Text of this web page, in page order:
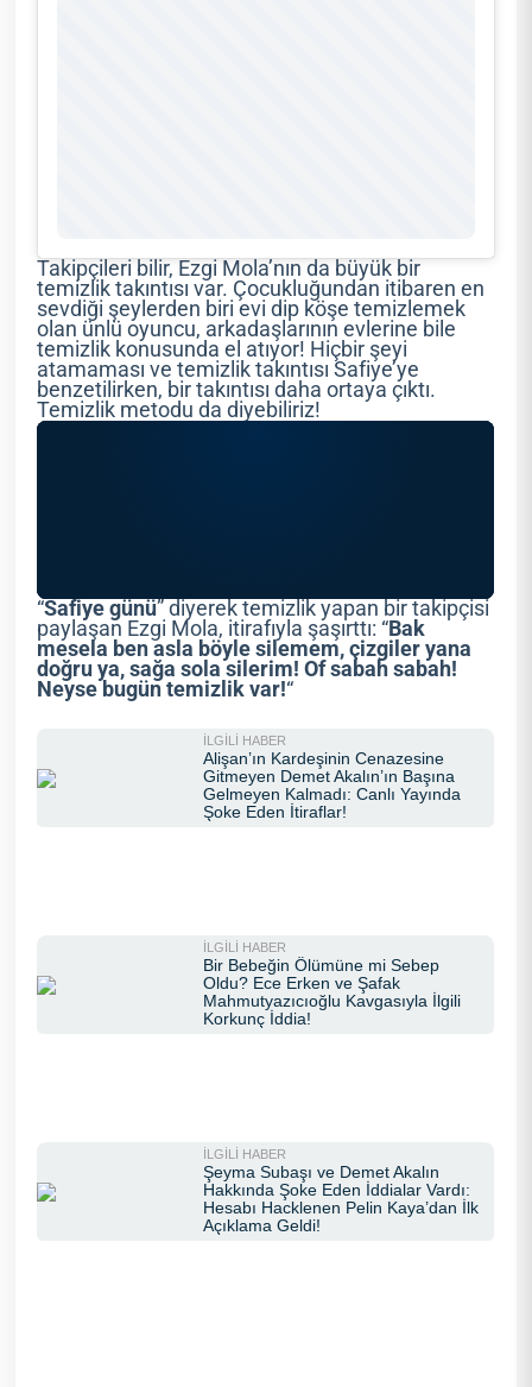
Takipçileri bilir, Ezgi Mola’nın da büyük bir
temizlik takıntısı var. Çocukluğundan itibaren en
sevdiği şeylerden biri evi dip köşe temizlemek
olan ünlü oyuncu, arkadaşlarının evlerine bile
temizlik konusunda el atıyor! Hiçbir şeyi
atamaması ve temizlik takıntısı Safiye’ye
benzetilirken, bir takıntısı daha ortaya çıktı.
Temizlik metodu da diyebiliriz!
“Safiye günü” diyerek temizlik yapan bir takipçisi
paylaşan Ezgi Mola, itirafıyla şaşırttı: “Bak
mesela ben asla böyle silemem, çizgiler yana
doğru ya, sağa sola silerim! Of sabah sabah!
Neyse bugün temizlik var!“